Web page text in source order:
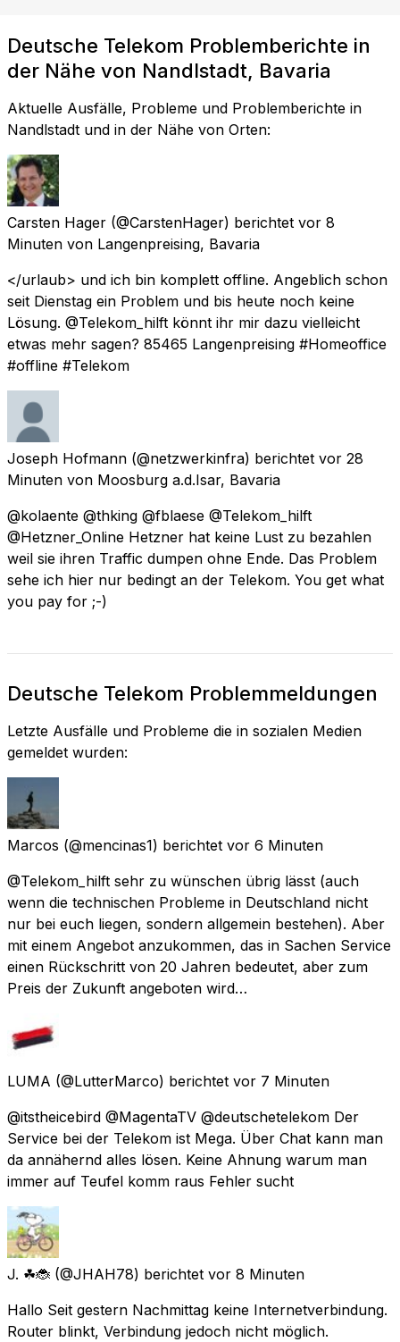
Deutsche Telekom Problemberichte in
der Nähe von Nandlstadt, Bavaria
Aktuelle Ausfälle, Probleme und Problemberichte in
Nandlstadt und in der Nähe von Orten:
Carsten Hager (@CarstenHager) berichtet vor 8
Minuten von Langenpreising, Bavaria
</urlaub> und ich bin komplett offline. Angeblich schon
seit Dienstag ein Problem und bis heute noch keine
Lösung. @Telekom_hilft könnt ihr mir dazu vielleicht
etwas mehr sagen? 85465 Langenpreising #Homeoffice
#offline #Telekom
Joseph Hofmann (@netzwerkinfra) berichtet vor 28
Minuten von Moosburg a.d.Isar, Bavaria
@kolaente @thking @fblaese @Telekom_hilft
@Hetzner_Online Hetzner hat keine Lust zu bezahlen
weil sie ihren Traffic dumpen ohne Ende. Das Problem
sehe ich hier nur bedingt an der Telekom. You get what
you pay for ;-)
Deutsche Telekom Problemmeldungen
Letzte Ausfälle und Probleme die in sozialen Medien
gemeldet wurden:
Marcos (@mencinas1) berichtet vor 6 Minuten
@Telekom_hilft sehr zu wünschen übrig lässt (auch
wenn die technischen Probleme in Deutschland nicht
nur bei euch liegen, sondern allgemein bestehen). Aber
mit einem Angebot anzukommen, das in Sachen Service
einen Rückschritt von 20 Jahren bedeutet, aber zum
Preis der Zukunft angeboten wird…
LUMA (@LutterMarco) berichtet vor 7 Minuten
@itstheicebird @MagentaTV @deutschetelekom Der
Service bei der Telekom ist Mega. Über Chat kann man
da annähernd alles lösen. Keine Ahnung warum man
immer auf Teufel komm raus Fehler sucht
J. ☘🐞 (@JHAH78) berichtet vor 8 Minuten
Hallo Seit gestern Nachmittag keine Internetverbindung.
Router blinkt, Verbindung jedoch nicht möglich.